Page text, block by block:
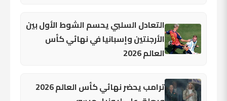
التعادل السلبي يحسم الشوط الأول بين
الأرجنتين وإسبانيا في نهائي كأس
العالم 2026
ترامب يحضر نهائي كأس العالم 2026